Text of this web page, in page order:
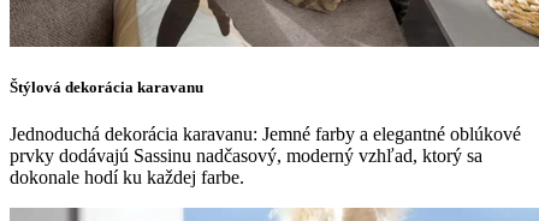
Štýlová dekorácia karavanu
Jednoduchá dekorácia karavanu: Jemné farby a elegantné oblúkové
prvky dodávajú Sassinu nadčasový, moderný vzhľad, ktorý sa
dokonale hodí ku každej farbe.